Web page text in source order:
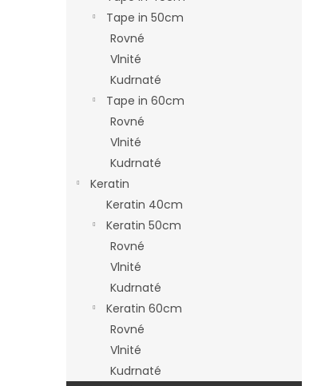
Tape in 50cm
Rovné
Vlnité
Kudrnaté
Tape in 60cm
Rovné
Vlnité
Kudrnaté
Keratin
Keratin 40cm
Keratin 50cm
Rovné
Vlnité
Kudrnaté
Keratin 60cm
Rovné
Vlnité
Kudrnaté